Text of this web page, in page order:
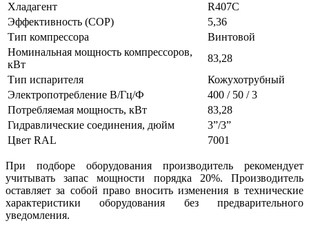
Хладагент
R407С
Эффективность (COP)
5,36
Тип компрессора
Винтовой
Номинальная мощность компрессоров,
кВт
83,28
Тип испарителя
Кожухотрубный
Электропотребление В/Гц/Ф
400 / 50 / 3
Потребляемая мощность, кВт
83,28
Гидравлические соединения, дюйм
3”/3”
Цвет RAL
7001
При подборе оборудования производитель рекомендует
учитывать запас мощности порядка 20%. Производитель
оставляет за собой право вносить изменения в технические
характеристики оборудования без предварительного
уведомления.